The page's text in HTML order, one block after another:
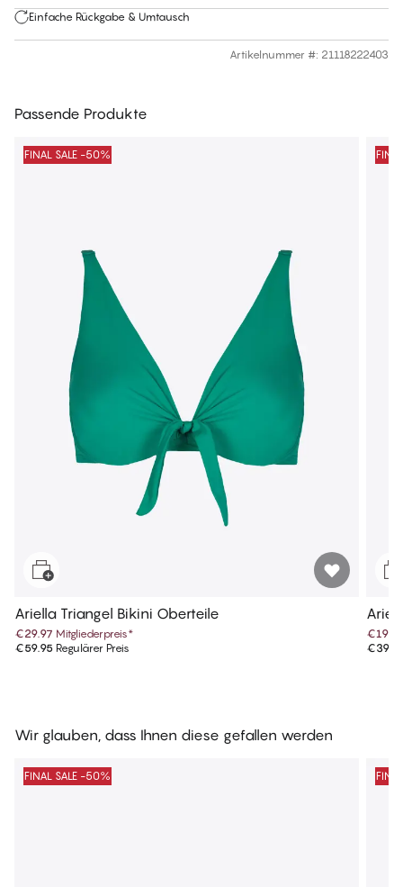
Einfache Rückgabe & Umtausch
Artikelnummer #: 21118222403
Passende Produkte
FINAL SALE -50%
Ariella Triangel Bikini Oberteile
€29.97 Mitgliederpreis*
€59.95 Regulärer Preis
€19.97
Wir glauben, dass Ihnen diese gefallen werden
FINAL SALE -50%